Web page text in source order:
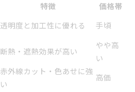
特徴
価格帯
透明度と加工性に優れる 手頃
断熱・遮熱効果が高い
やや高
い
赤外線カット・色あせに強
い
高価